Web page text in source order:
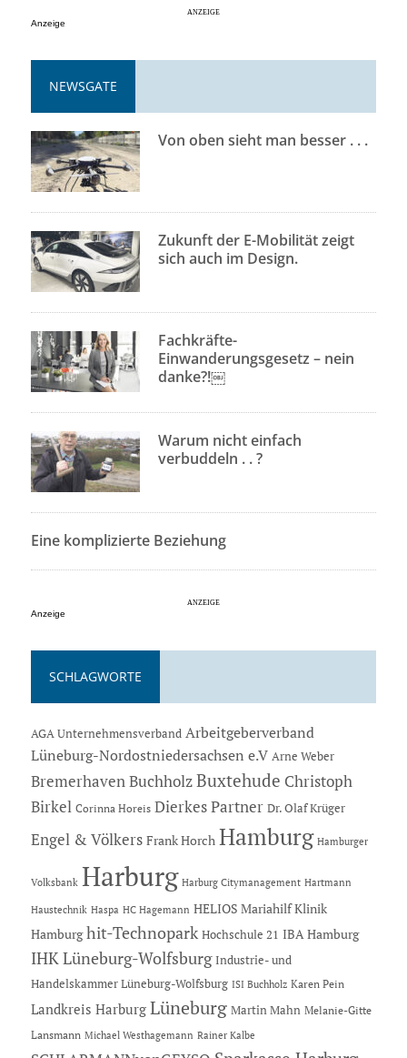
Anzeige
NEWSGATE
Von oben sieht man besser . . .
Zukunft der E-Mobilität zeigt
sich auch im Design.
Fachkräfte-
Einwanderungsgesetz – nein
danke?!￼
Warum nicht einfach
verbuddeln . . ?
Eine komplizierte Beziehung
Anzeige
SCHLAGWORTE
AGA Unternehmensverband Arbeitgeberverband
Lüneburg-Nordostniedersachsen e.V Arne Weber
Bremerhaven Buchholz Buxtehude Christoph
Birkel Corinna Horeis Dierkes Partner Dr. Olaf Krüger
Engel & Völkers Frank Horch Hamburg Hamburger
Volksbank Harburg Harburg Citymanagement Hartmann
Haustechnik Haspa HC Hagemann HELIOS Mariahilf Klinik
Hamburg hit-Technopark Hochschule 21 IBA Hamburg
IHK Lüneburg-Wolfsburg Industrie- und
Handelskammer Lüneburg-Wolfsburg ISI Buchholz Karen Pein
Landkreis Harburg Lüneburg Martin Mahn Melanie-Gitte
Lansmann Michael Westhagemann Rainer Kalbe